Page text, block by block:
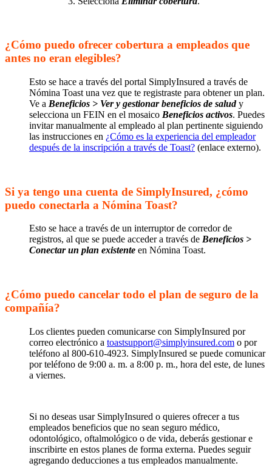
¿Cómo puedo ofrecer cobertura a empleados que
antes no eran elegibles?
Esto se hace a través del portal SimplyInsured a través de
Nómina Toast una vez que te registraste para obtener un plan.
Ve a Beneficios > Ver y gestionar beneficios de saludy
selecciona un FEIN en el mosaico Beneficios activos. Puedes
invitar manualmente al empleado al plan pertinente siguiendo
las instrucciones en ¿Cómo es la experiencia del empleador
después de la inscripción a través de Toast? (enlace externo).
Si ya tengo una cuenta de SimplyInsured, ¿cómo
puedo conectarla a Nómina Toast?
Esto se hace a través de un interruptor de corredor de
registros, al que se puede acceder a través de Beneficios >
Conectar un plan existente en Nómina Toast.
¿Cómo puedo cancelar todo el plan de seguro de la
compañía?
Los clientes pueden comunicarse con SimplyInsured por
correo electrónico a toastsupport@simplyinsured.com o por
teléfono al 800-610-4923. SimplyInsured se puede comunicar
por teléfono de 9:00 a. m. a 8:00 p. m., hora del este, de lunes
a viernes.
Si no deseas usar SimplyInsured o quieres ofrecer a tus
empleados beneficios que no sean seguro médico,
odontológico, oftalmológico o de vida, deberás gestionar e
inscribirte en estos planes de forma externa. Puedes seguir
agregando deducciones a tus empleados manualmente.